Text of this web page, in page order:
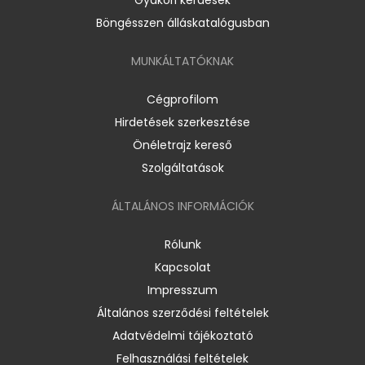
Böngésszen álláskatalógusban
MUNKÁLTATÓKNAK
Cégprofilom
Hirdetések szerkesztése
Önéletrajz kereső
Szolgáltatások
ÁLTALÁNOS INFORMÁCIÓK
Rólunk
Kapcsolat
Impresszum
Általános szerződési feltételek
Adatvédelmi tájékoztató
Felhasználási feltételek